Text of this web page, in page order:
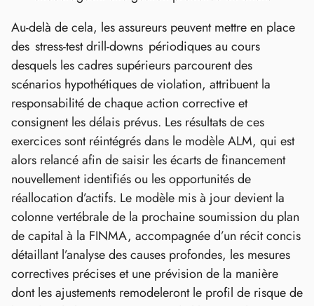
Au‑delà de cela, les assureurs peuvent mettre en place
des stress‑test drill‑downs périodiques au cours
desquels les cadres supérieurs parcourent des
scénarios hypothétiques de violation, attribuent la
responsabilité de chaque action corrective et
consignent les délais prévus. Les résultats de ces
exercices sont réintégrés dans le modèle ALM, qui est
alors relancé afin de saisir les écarts de financement
nouvellement identifiés ou les opportunités de
réallocation d’actifs. Le modèle mis à jour devient la
colonne vertébrale de la prochaine soumission du plan
de capital à la FINMA, accompagnée d’un récit concis
détaillant l’analyse des causes profondes, les mesures
correctives précises et une prévision de la manière
dont les ajustements remodeleront le profil de risque de